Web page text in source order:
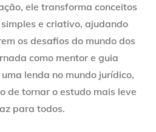
ele transforma conceitos
e criativo, ajudando
os desafios do mundo dos
como mentor e guia
lenda no mundo jurídico,
de tornar o estudo mais leve
para todos.